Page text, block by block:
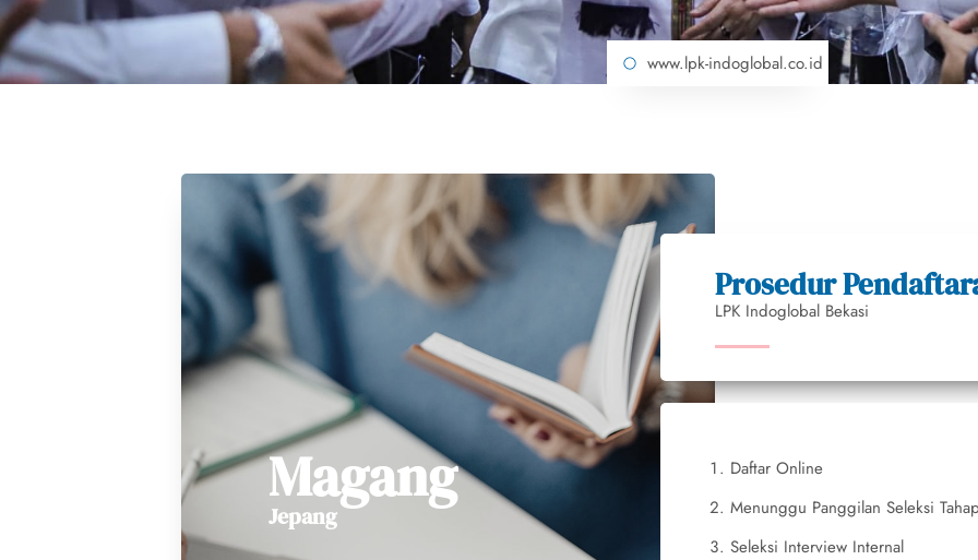
www.lpk-indoglobal.co.id
Magang
Jepang
Prosedur
LPK Indoglobal Bekasi
Daftar Online
Menunggu Panggilan Seleksi
Seleksi Interview Internal